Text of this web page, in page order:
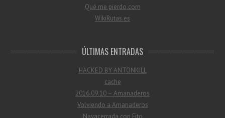
Qué me pierdo.com
WikiRutas.es
ÚLTIMAS ENTRADAS
HACKED BY ANTONKILL
cache
2016.09.10 – Amanaderos
Volviendo a Amanaderos
Navacerrada con Fito